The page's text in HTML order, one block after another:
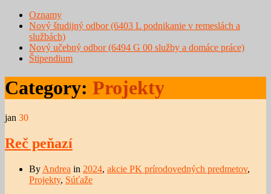
Oznamy
Nový študijný odbor (6403 L podnikanie v remeslách a
službách)
Nový učebný odbor (6494 G 00 služby a domáce práce)
Štipendium
Category: Projekty
jan 30
Reč peňazí
By Andrea in 2024, akcie PK prírodovedných predmetov,
Projekty, Súťaže